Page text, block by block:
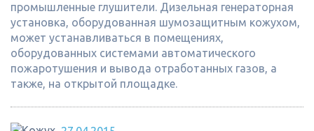
промышленные глушители. Дизельная генераторная
установка, оборудованная шумозащитным кожухом,
может устанавливаться в помещениях,
оборудованных системами автоматического
пожаротушения и вывода отработанных газов, а
также, на открытой площадке.